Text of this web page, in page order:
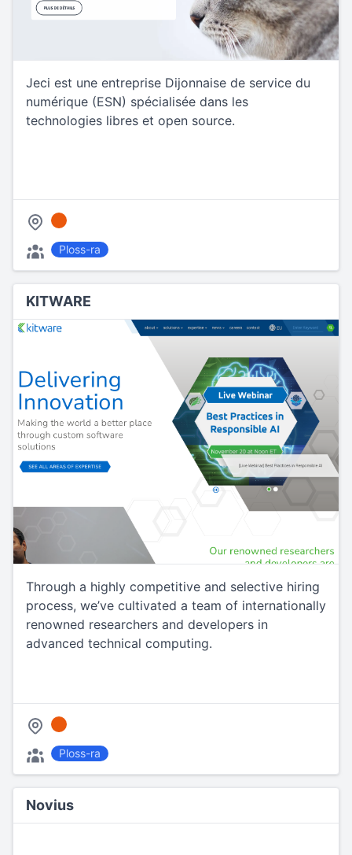
Jeci est une entreprise Dijonnaise de service du
numérique (ESN) spécialisée dans les
technologies libres et open source.
Ploss-ra
KITWARE
Through a highly competitive and selective hiring
process, we’ve cultivated a team of internationally
renowned researchers and developers in
advanced technical computing.
Ploss-ra
Novius